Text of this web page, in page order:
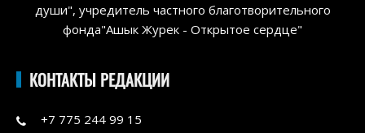
души", учредитель частного благотворительного
фонда"Ашык Журек - Открытое сердце"
КОНТАКТЫ РЕДАКЦИИ
+7 775 244 99 15